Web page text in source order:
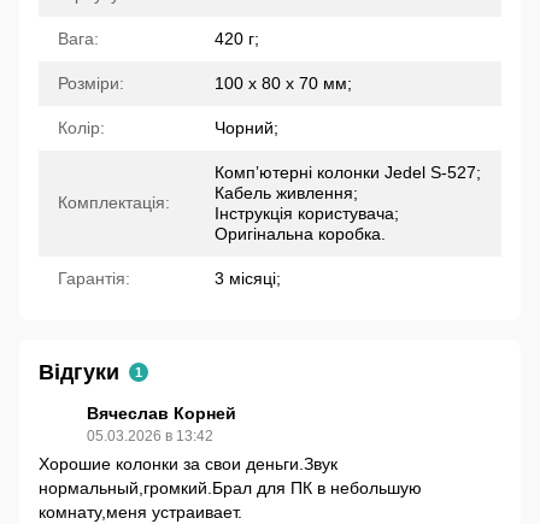
Вага: 420 г;
Розміри: 100 х 80 х 70 мм;
Колір: Чорний;
Комплектація:
Компʼютерні колонки Jedel S-527;
Кабель живлення;
Інструкція користувача;
Оригінальна коробка.
Гарантія: 3 місяці;
Відгуки 1
Вячеслав Корней
05.03.2026 в 13:42
Хорошие колонки за свои деньги.Звук
нормальный,громкий.Брал для ПК в небольшую
комнату,меня устраивает.